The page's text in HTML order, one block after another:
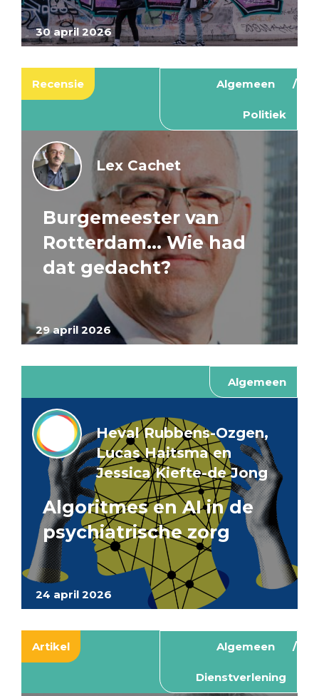
30 april 2026
Recensie Algemeen
Politiek
29 april 2026
Lex Cachet
Burgemeester van
Rotterdam… Wie had
dat gedacht?
Algemeen
24 april 2026
Heval Rubbens-Ozgen,
Lucas Haitsma en
Jessica Kiefte-de Jong
Algoritmes en AI in de
psychiatrische zorg
Artikel Algemeen
Dienstverlening